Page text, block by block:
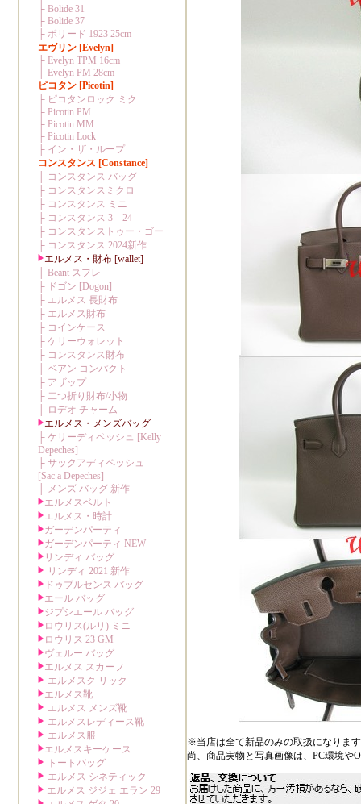
※当店は全て新品のみの取扱になりま
尚、商品実物と写真画像は、PC環境や